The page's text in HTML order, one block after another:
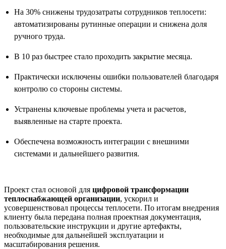
На 30% снижены трудозатраты сотрудников теплосети:
автоматизированы рутинные операции и снижена доля
ручного труда.
В 10 раз быстрее стало проходить закрытие месяца.
Практически исключены ошибки пользователей благодаря
контролю со стороны системы.
Устранены ключевые проблемы учета и расчетов,
выявленные на старте проекта.
Обеспечена возможность интеграции с внешними
системами и дальнейшего развития.
Проект стал основой для цифровой трансформации
теплоснабжающей организации, ускорил и
усовершенствовал процессы теплосети. По итогам внедрения
клиенту была передана полная проектная документация,
пользовательские инструкции и другие артефакты,
необходимые для дальнейшей эксплуатации и
масштабирования решения.